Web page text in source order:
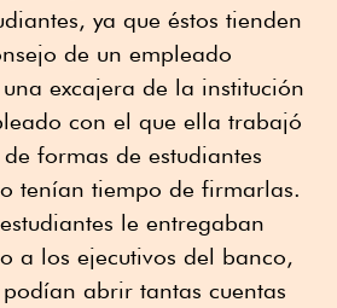
ya que éstos tienden
de un empleado
excajera de la institución
con el que ella trabajó
formas de estudiantes
tenían tiempo de firmarlas.
le entregaban
a los ejecutivos del banco,
abrir tantas cuentas